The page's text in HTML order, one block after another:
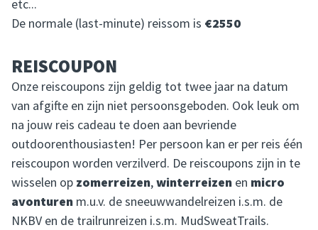
etc...
De normale (last-minute) reissom is €2550
REISCOUPON
Onze reiscoupons zijn geldig tot twee jaar na datum
van afgifte en zijn niet persoonsgeboden. Ook leuk om
na jouw reis cadeau te doen aan bevriende
outdoorenthousiasten! Per persoon kan er per reis één
reiscoupon worden verzilverd. De reiscoupons zijn in te
wisselen op zomerreizen,winterreizen en micro
avonturen m.u.v. de sneeuwwandelreizen i.s.m. de
NKBV en de trailrunreizen i.s.m. MudSweatTrails.